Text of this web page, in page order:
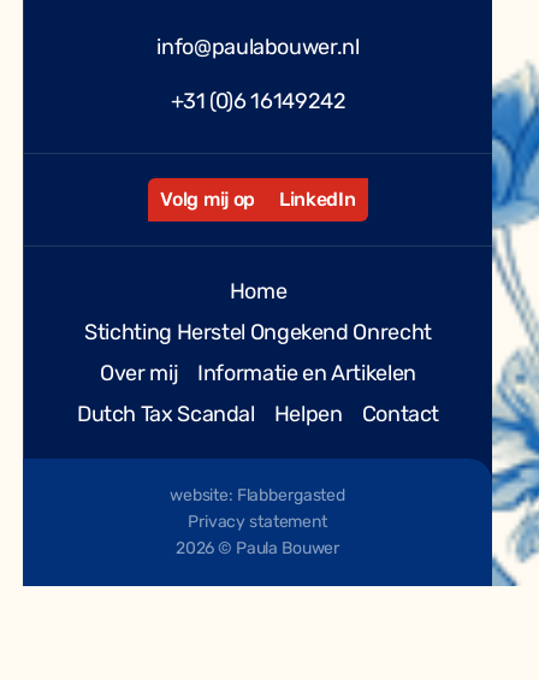
info@paulabouwer.nl
+31 (0)6 16149242
Volg mij op LinkedIn
Home
Stichting Herstel Ongekend Onrecht
Over mij
Informatie en Artikelen
Dutch Tax Scandal
Helpen Contact
2026 © Paula Bouwer
website: Flabbergasted
Privacy statement